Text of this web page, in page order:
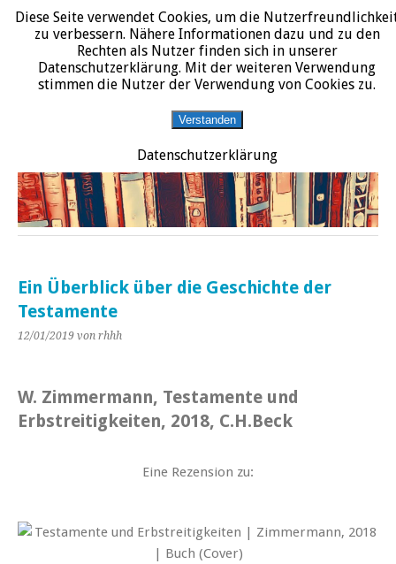
START DATENSCHUTZERKLÄRUNG IMPRESSUM ÜBER JURALIT
JURALIT
Rezensionen juristischer Literatur
Ein Überblick über die Geschichte der
Testamente
12/01/2019 von rhhh
W. Zimmermann, Testamente und
Erbstreitigkeiten, 2018, C.H.Beck
Eine Rezension zu:
Diese Seite verwendet Cookies, um die
zu verbessern. Nähere Informationen dazu und zu den
Rechten als Nutzer finden sich in unserer
Datenschutzerklärung. Mit der weiteren Verwendung
stimmen die Nutzer der Verwendung von Cookies zu.
Verstanden
Datenschutzerklärung